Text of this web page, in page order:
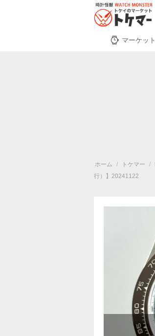
マーケット
ホーム / トケマー /
行）】20241122